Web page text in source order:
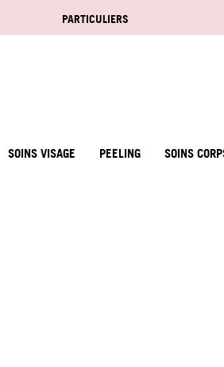
PARTICULIERS
SOINS VISAGE PEELING SOINS